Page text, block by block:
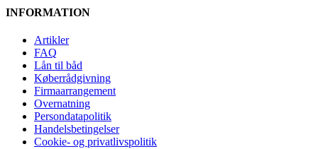
INFORMATION
Artikler
FAQ
Lån til båd
Køberrådgivning
Firmaarrangement
Overnatning
Persondatapolitik
Handelsbetingelser
Cookie- og privatlivspolitik